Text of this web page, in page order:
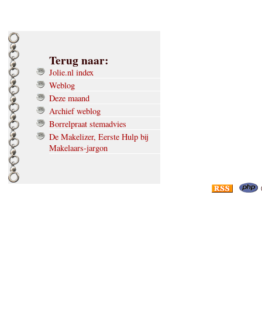
Terug naar:
Jolie.nl index
Weblog
Deze maand
Archief weblog
Borrelpraat stemadvies
De Makelizer, Eerste Hulp bij
Makelaars-jargon